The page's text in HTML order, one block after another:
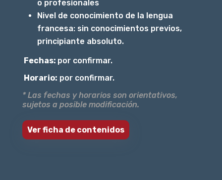
o profesionales
Nivel de conocimiento de la lengua
francesa: sin conocimientos previos,
principiante absoluto.
Fechas: por confirmar.
Horario: por confirmar.
* Las fechas y horarios son orientativos,
sujetos a posible modificación.
Ver ficha de contenidos